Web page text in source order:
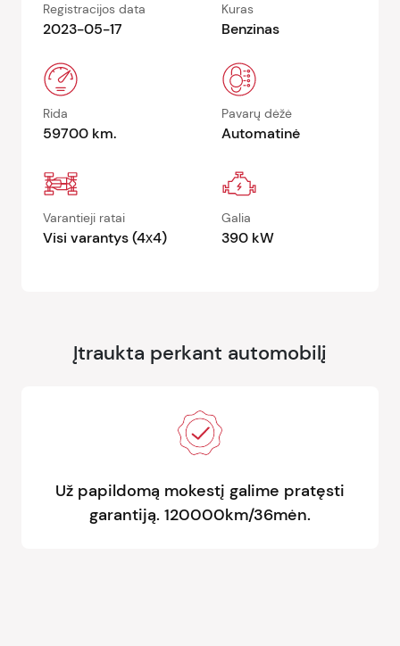
Registracijos data
2023-05-17
Kuras
Benzinas
Rida
59700 km.
Pavarų dėžė
Automatinė
Varantieji ratai
Visi varantys (4х4)
Galia
390 kW
Įtraukta perkant automobilį
Už papildomą mokestį galime pratęsti
garantiją. 120000km/36mėn.